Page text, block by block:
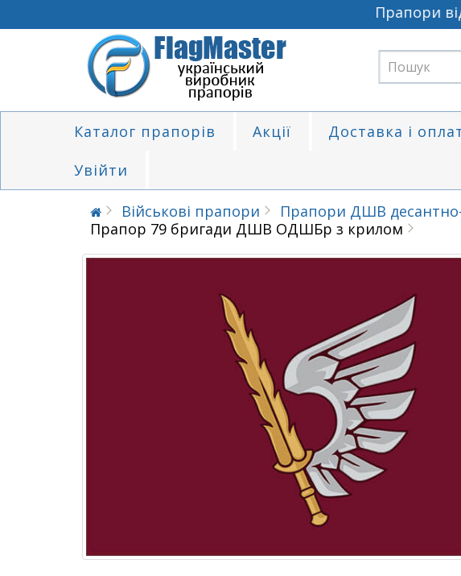
Прапори від
Каталог прапорів Акції Доставка і
Увійти
Військові прапори
Прапори ДШВ
Прапор 79 бригади ДШВ ОДШБр з крилом